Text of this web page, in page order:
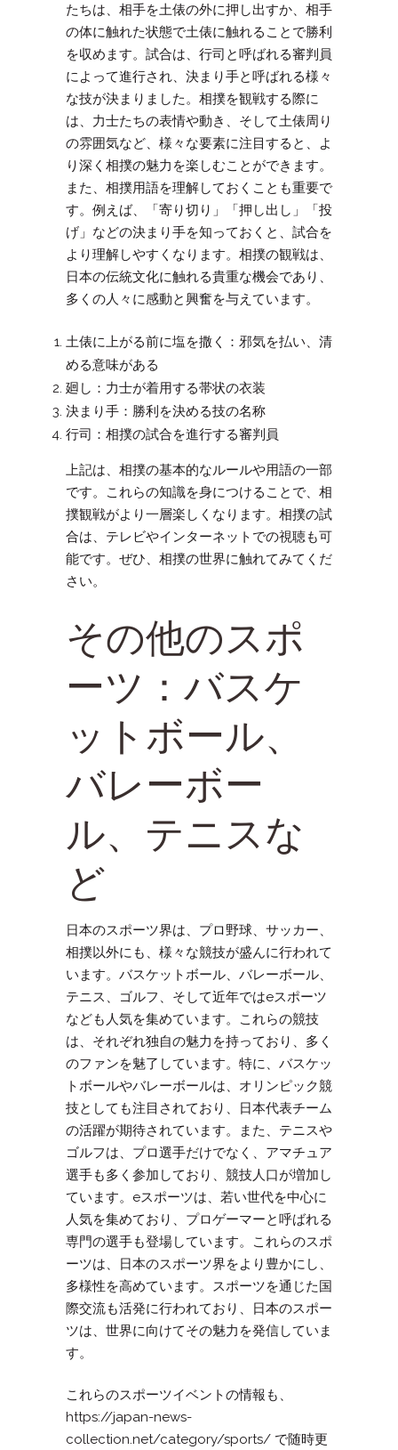
たちは、相手を土俵の外に押し出すか、相手
の体に触れた状態で土俵に触れることで勝利
を収めます。試合は、行司と呼ばれる審判員
によって進行され、決まり手と呼ばれる様々
な技が決まりました。相撲を観戦する際に
は、力士たちの表情や動き、そして土俵周り
の雰囲気など、様々な要素に注目すると、よ
り深く相撲の魅力を楽しむことができます。
また、相撲用語を理解しておくことも重要で
す。例えば、「寄り切り」「押し出し」「投
げ」などの決まり手を知っておくと、試合を
より理解しやすくなります。相撲の観戦は、
日本の伝統文化に触れる貴重な機会であり、
多くの人々に感動と興奮を与えています。
土俵に上がる前に塩を撒く：邪気を払い、清
める意味がある
廻し：力士が着用する帯状の衣装
決まり手：勝利を決める技の名称
行司：相撲の試合を進行する審判員
上記は、相撲の基本的なルールや用語の一部
です。これらの知識を身につけることで、相
撲観戦がより一層楽しくなります。相撲の試
合は、テレビやインターネットでの視聴も可
能です。ぜひ、相撲の世界に触れてみてくだ
さい。
その他のスポ
ーツ：バスケ
ットボール、
バレーボー
ル、テニスな
ど
日本のスポーツ界は、プロ野球、サッカー、
相撲以外にも、様々な競技が盛んに行われて
います。バスケットボール、バレーボール、
テニス、ゴルフ、そして近年ではeスポーツ
なども人気を集めています。これらの競技
は、それぞれ独自の魅力を持っており、多く
のファンを魅了しています。特に、バスケッ
トボールやバレーボールは、オリンピック競
技としても注目されており、日本代表チーム
の活躍が期待されています。また、テニスや
ゴルフは、プロ選手だけでなく、アマチュア
選手も多く参加しており、競技人口が増加し
ています。eスポーツは、若い世代を中心に
人気を集めており、プロゲーマーと呼ばれる
専門の選手も登場しています。これらのスポ
ーツは、日本のスポーツ界をより豊かにし、
多様性を高めています。スポーツを通じた国
際交流も活発に行われており、日本のスポー
ツは、世界に向けてその魅力を発信していま
す。
これらのスポーツイベントの情報も、
https://japan-news-
collection.net/category/sports/ で随時更